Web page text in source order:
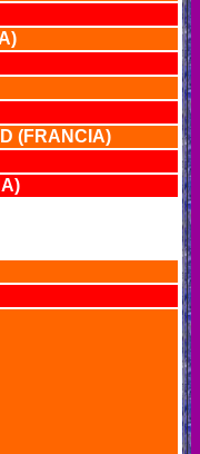
(FRANCIA)